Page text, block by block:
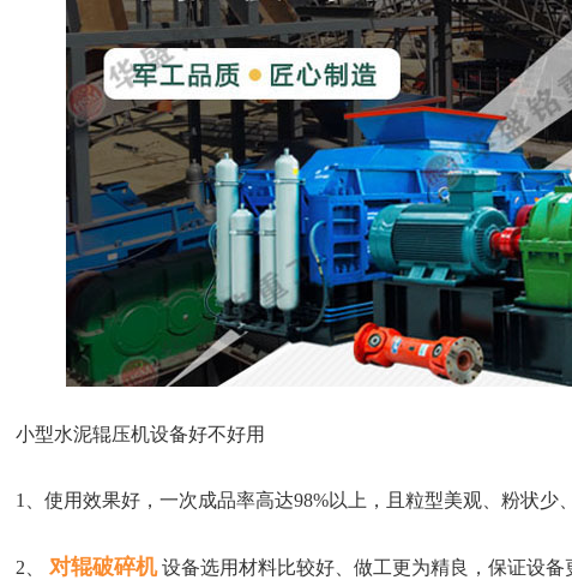
小型水泥辊压机设备好不好用
1、使用效果好，一次成品率高达98%以上，且粒型美观、粉状少
2、 对辊破碎机 设备选用材料比较好、做工更为精良，保证设备